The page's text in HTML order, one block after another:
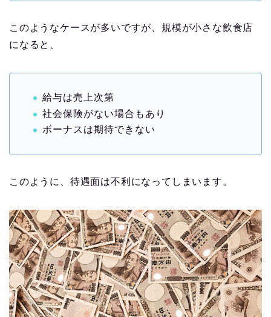
このようなケースが多いですが、規模が小さな飲食店
になると、
給与は売上次第
社会保険がない場合もあり
ボーナスは期待できない
このように、待遇面は不利になってしまいます。